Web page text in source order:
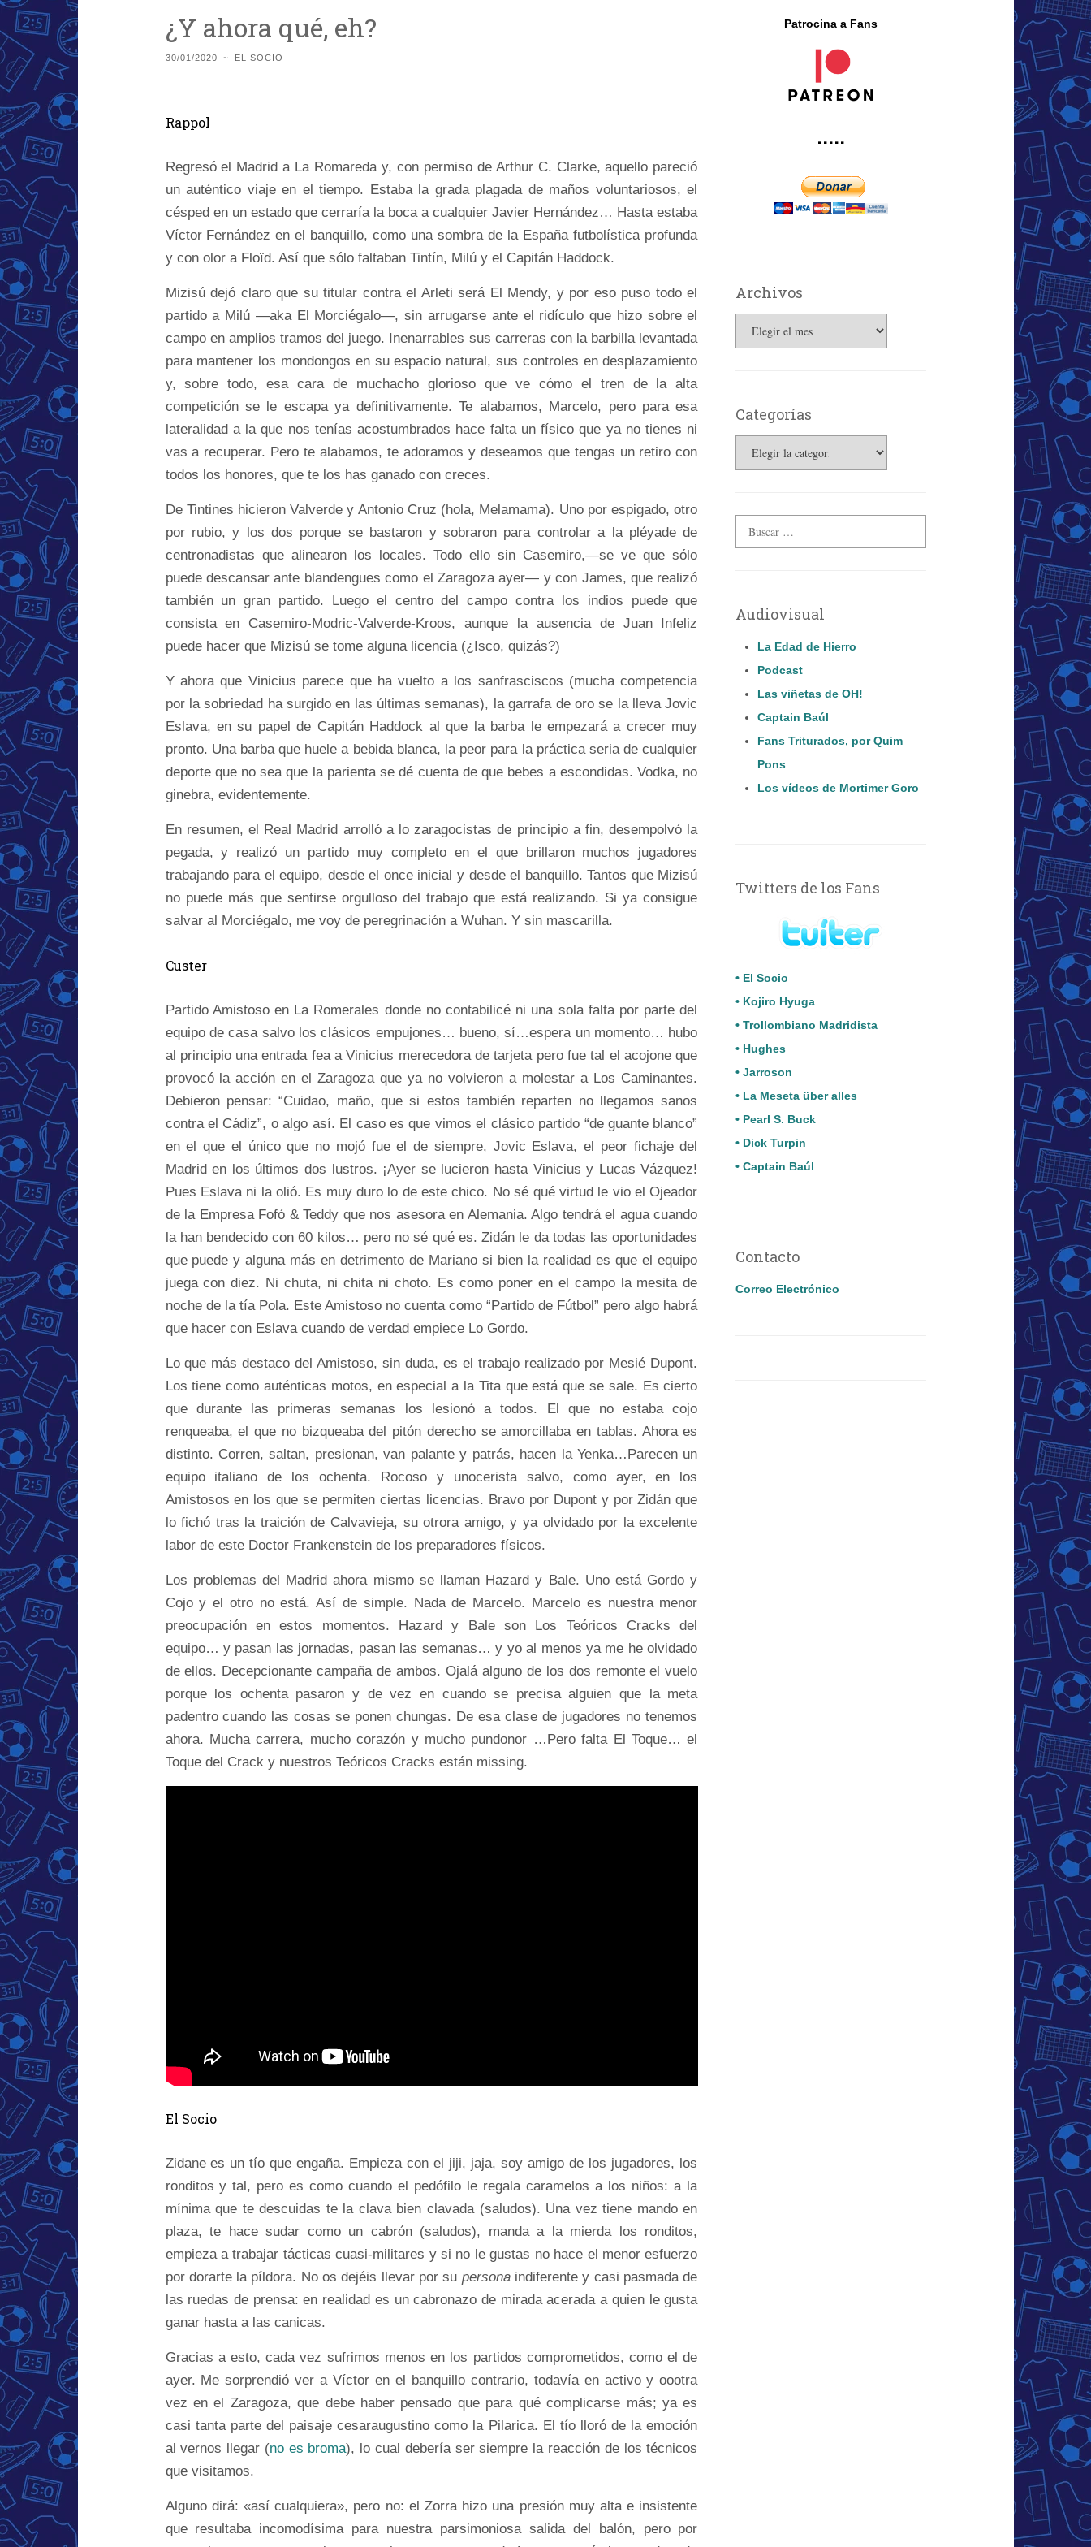
¿Y ahora qué, eh?
30/01/2020 ~ EL SOCIO
Rappol
Regresó el Madrid a La Romareda y, con permiso de Arthur C. Clarke, aquello pareció
un auténtico viaje en el tiempo. Estaba la grada plagada de maños voluntariosos, el
césped en un estado que cerraría la boca a cualquier Javier Hernández… Hasta estaba
Víctor Fernández en el banquillo, como una sombra de la España futbolística profunda
y con olor a Floïd. Así que sólo faltaban Tintín, Milú y el Capitán Haddock.
Mizisú dejó claro que su titular contra el Arleti será El Mendy, y por eso puso todo el
partido a Milú —aka El Morciégalo—, sin arrugarse ante el ridículo que hizo sobre el
campo en amplios tramos del juego. Inenarrables sus carreras con la barbilla levantada
para mantener los mondongos en su espacio natural, sus controles en desplazamiento
y, sobre todo, esa cara de muchacho glorioso que ve cómo el tren de la alta
competición se le escapa ya definitivamente. Te alabamos, Marcelo, pero para esa
lateralidad a la que nos tenías acostumbrados hace falta un físico que ya no tienes ni
vas a recuperar. Pero te alabamos, te adoramos y deseamos que tengas un retiro con
todos los honores, que te los has ganado con creces.
De Tintines hicieron Valverde y Antonio Cruz (hola, Melamama). Uno por espigado, otro
por rubio, y los dos porque se bastaron y sobraron para controlar a la pléyade de
centronadistas que alinearon los locales. Todo ello sin Casemiro,—se ve que sólo
puede descansar ante blandengues como el Zaragoza ayer— y con James, que realizó
también un gran partido. Luego el centro del campo contra los indios puede que
consista en Casemiro-Modric-Valverde-Kroos, aunque la ausencia de Juan Infeliz
puede hacer que Mizisú se tome alguna licencia (¿Isco, quizás?)
Y ahora que Vinicius parece que ha vuelto a los sanfrasciscos (mucha competencia
por la sobriedad ha surgido en las últimas semanas), la garrafa de oro se la lleva Jovic
Eslava, en su papel de Capitán Haddock al que la barba le empezará a crecer muy
pronto. Una barba que huele a bebida blanca, la peor para la práctica seria de cualquier
deporte que no sea que la parienta se dé cuenta de que bebes a escondidas. Vodka, no
ginebra, evidentemente.
En resumen, el Real Madrid arrolló a lo zaragocistas de principio a fin, desempolvó la
pegada, y realizó un partido muy completo en el que brillaron muchos jugadores
trabajando para el equipo, desde el once inicial y desde el banquillo. Tantos que Mizisú
no puede más que sentirse orgulloso del trabajo que está realizando. Si ya consigue
salvar al Morciégalo, me voy de peregrinación a Wuhan. Y sin mascarilla.
Custer
Partido Amistoso en La Romerales donde no contabilicé ni una sola falta por parte del
equipo de casa salvo los clásicos empujones… bueno, sí…espera un momento… hubo
al principio una entrada fea a Vinicius merecedora de tarjeta pero fue tal el acojone que
provocó la acción en el Zaragoza que ya no volvieron a molestar a Los Caminantes.
Debieron pensar: “Cuidao, maño, que si estos también reparten no llegamos sanos
contra el Cádiz”, o algo así. El caso es que vimos el clásico partido “de guante blanco”
en el que el único que no mojó fue el de siempre, Jovic Eslava, el peor fichaje del
Madrid en los últimos dos lustros. ¡Ayer se lucieron hasta Vinicius y Lucas Vázquez!
Pues Eslava ni la olió. Es muy duro lo de este chico. No sé qué virtud le vio el Ojeador
de la Empresa Fofó & Teddy que nos asesora en Alemania. Algo tendrá el agua cuando
la han bendecido con 60 kilos… pero no sé qué es. Zidán le da todas las oportunidades
que puede y alguna más en detrimento de Mariano si bien la realidad es que el equipo
juega con diez. Ni chuta, ni chita ni choto. Es como poner en el campo la mesita de
noche de la tía Pola. Este Amistoso no cuenta como “Partido de Fútbol” pero algo habrá
que hacer con Eslava cuando de verdad empiece Lo Gordo.
Lo que más destaco del Amistoso, sin duda, es el trabajo realizado por Mesié Dupont.
Los tiene como auténticas motos, en especial a la Tita que está que se sale. Es cierto
que durante las primeras semanas los lesionó a todos. El que no estaba cojo
renqueaba, el que no bizqueaba del pitón derecho se amorcillaba en tablas. Ahora es
distinto. Corren, saltan, presionan, van palante y patrás, hacen la Yenka…Parecen un
equipo italiano de los ochenta. Rocoso y unocerista salvo, como ayer, en los
Amistosos en los que se permiten ciertas licencias. Bravo por Dupont y por Zidán que
lo fichó tras la traición de Calvavieja, su otrora amigo, y ya olvidado por la excelente
labor de este Doctor Frankenstein de los preparadores físicos.
Los problemas del Madrid ahora mismo se llaman Hazard y Bale. Uno está Gordo y
Cojo y el otro no está. Así de simple. Nada de Marcelo. Marcelo es nuestra menor
preocupación en estos momentos. Hazard y Bale son Los Teóricos Cracks del
equipo… y pasan las jornadas, pasan las semanas… y yo al menos ya me he olvidado
de ellos. Decepcionante campaña de ambos. Ojalá alguno de los dos remonte el vuelo
porque los ochenta pasaron y de vez en cuando se precisa alguien que la meta
padentro cuando las cosas se ponen chungas. De esa clase de jugadores no tenemos
ahora. Mucha carrera, mucho corazón y mucho pundonor …Pero falta El Toque… el
Toque del Crack y nuestros Teóricos Cracks están missing.
El Socio
Zidane es un tío que engaña. Empieza con el jiji, jaja, soy amigo de los jugadores, los
ronditos y tal, pero es como cuando el pedófilo le regala caramelos a los niños: a la
mínima que te descuidas te la clava bien clavada (saludos). Una vez tiene mando en
plaza, te hace sudar como un cabrón (saludos), manda a la mierda los ronditos,
empieza a trabajar tácticas cuasi-militares y si no le gustas no hace el menor esfuerzo
por dorarte la píldora. No os dejéis llevar por su persona indiferente y casi pasmada de
las ruedas de prensa: en realidad es un cabronazo de mirada acerada a quien le gusta
ganar hasta a las canicas.
Gracias a esto, cada vez sufrimos menos en los partidos comprometidos, como el de
ayer. Me sorprendió ver a Víctor en el banquillo contrario, todavía en activo y oootra
vez en el Zaragoza, que debe haber pensado que para qué complicarse más; ya es
casi tanta parte del paisaje cesaraugustino como la Pilarica. El tío lloró de la emoción
al vernos llegar (no es broma), lo cual debería ser siempre la reacción de los técnicos
que visitamos.
Alguno dirá: «así cualquiera», pero no: el Zorra hizo una presión muy alta e insistente
que resultaba incomodísima para nuestra parsimoniosa salida del balón, pero por
Patrocina a Fans
·····
Archivos
Categorías
Audiovisual
La Edad de Hierro
Podcast
Las viñetas de OH!
Captain Baúl
Fans Triturados, por Quim
Pons
Los vídeos de Mortimer Goro
Twitters de los Fans
• El Socio
• Kojiro Hyuga
• Trollombiano Madridista
• Hughes
• Jarroson
• La Meseta über alles
• Pearl S. Buck
• Dick Turpin
• Captain Baúl
Contacto
Correo Electrónico